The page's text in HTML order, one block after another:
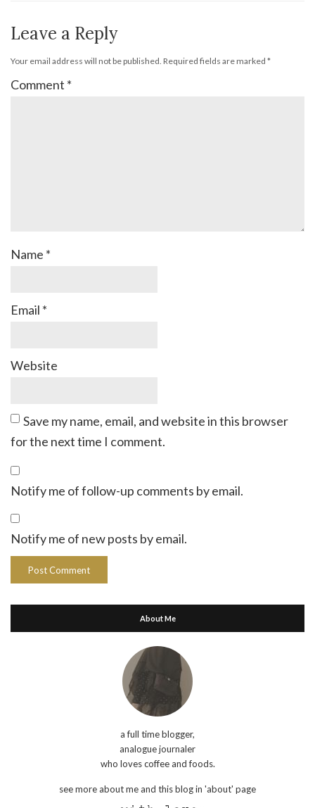
Leave a Reply
Your email address will not be published. Required fields are marked *
Comment *
Name *
Email *
Website
Save my name, email, and website in this browser
for the next time I comment.
Notify me of follow-up comments by email.
Notify me of new posts by email.
About Me
a full time blogger,
analogue journaler
who loves coffee and foods.
see more about me and this blog in 'about' page